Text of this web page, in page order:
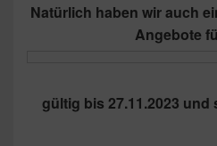
Natürlich haben wir auch
Angebote
gültig bis 27.11.2023